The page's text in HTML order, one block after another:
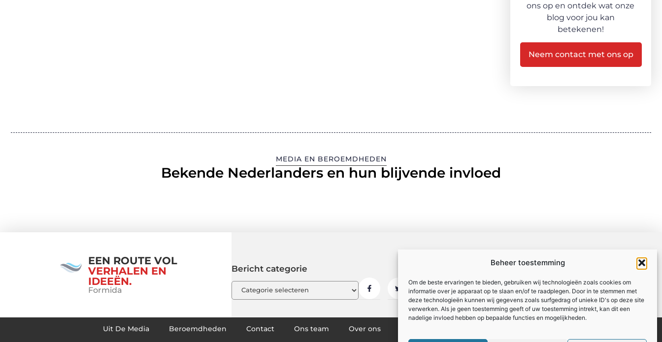
Beheer toestemming
Om de beste ervaringen te bieden, gebruiken wij technologieën zoals cookies om
informatie over je apparaat op te slaan en/of te raadplegen. Door in te stemmen met
deze technologieën kunnen wij gegevens zoals surfgedrag of unieke ID's op deze site
verwerken. Als je geen toestemming geeft of uw toestemming intrekt, kan dit een
nadelige invloed hebben op bepaalde functies en mogelijkheden.
ons op en ontdek wat onze
blog voor jou kan
betekenen!
Neem contact met ons op
MEDIA EN BEROEMDHEDEN
Bekende Nederlanders en hun blijvende invloed
EEN ROUTE VOL
VERHALEN EN
IDEEËN.
Formida
Bericht categorie
Uit De Media Beroemdheden Contact Ons team Over ons